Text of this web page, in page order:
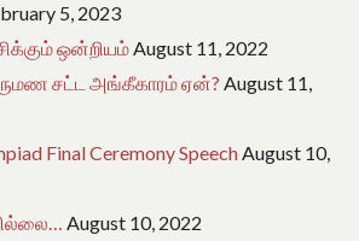
5, 2023
ஒன்றியம்August 11, 2022
சட்ட அங்கீகாரம் ஏன்? August 11,
Final Ceremony SpeechAugust 10,
August 10, 2022